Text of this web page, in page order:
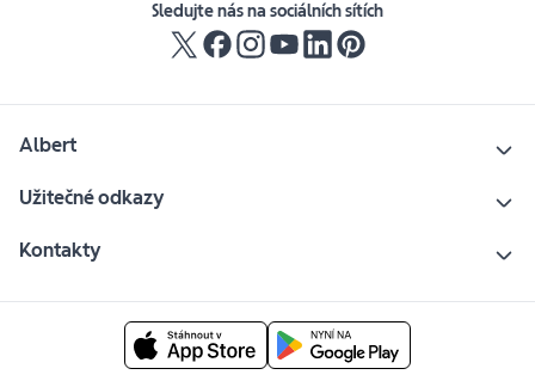
Sledujte nás na sociálních sítích
Albert
Užitečné odkazy
Kontakty